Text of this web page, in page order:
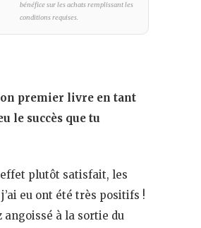
bénéfice sur les achats remplissant les
conditions requises.
premier livre en tant
le succès que tu
effet plutôt satisfait, les
eu ont été très positifs !
angoissé à la sortie du